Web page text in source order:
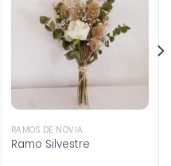
RAMOS DE NOVIA
Ramo Silvestre